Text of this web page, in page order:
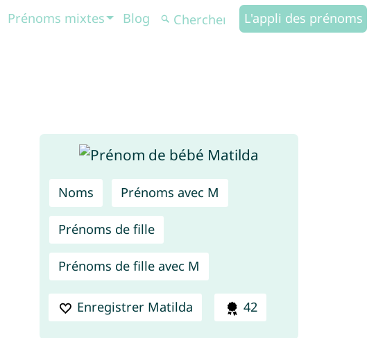
Prénoms mixtes Blog L'appli des prénoms
Noms Prénoms avec M
Prénoms de fille
Prénoms de fille avec M
Enregistrer Matilda 42